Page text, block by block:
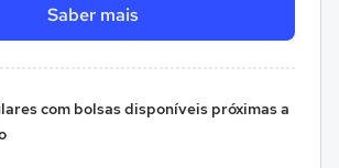
Saber mais
com bolsas disponíveis próximas a